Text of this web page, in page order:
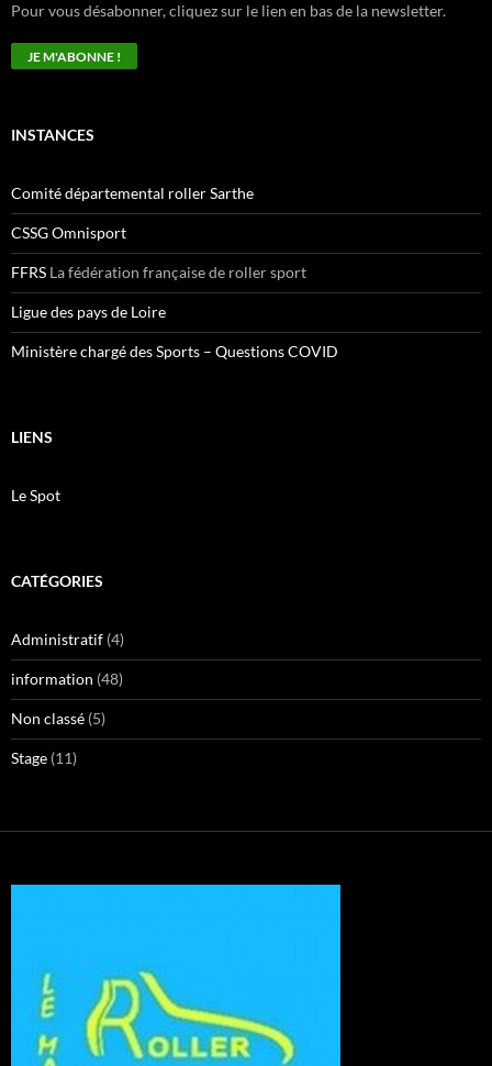
Pour vous désabonner, cliquez sur le lien en bas de la newsletter.
INSTANCES
Comité départemental roller Sarthe
CSSG Omnisport
FFRS La fédération française de roller sport
Ligue des pays de Loire
Ministère chargé des Sports – Questions COVID
LIENS
Le Spot
CATÉGORIES
Administratif (4)
information (48)
Non classé (5)
Stage (11)